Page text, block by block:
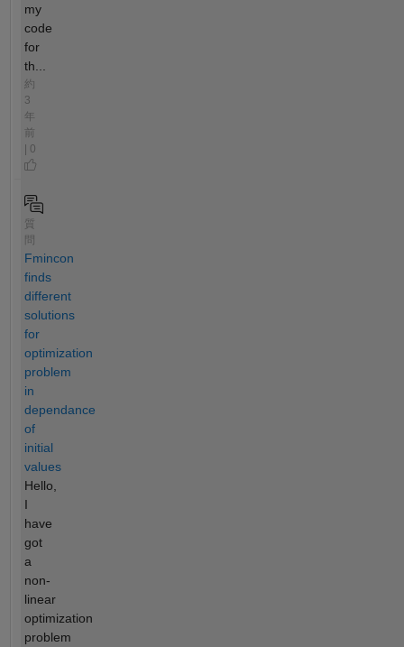
my
code
for
th...
約
3
年
前
| 0
質
Fmincon
finds
different
solutions
for
optimization
problem
in
dependance
of
initial
values
Hello,
I
have
got
a
non-
linear
optimization
problem